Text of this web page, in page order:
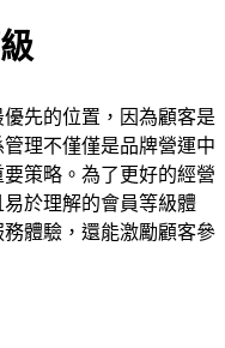
先的位置，因為顧客是
理不僅僅是品牌營運中
策略。為了更好的經營
於理解的會員等級體
體驗，還能激勵顧客參